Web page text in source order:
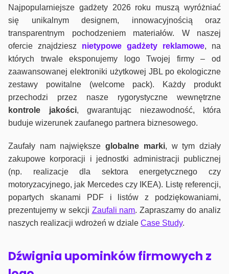
Najpopularniejsze gadżety 2026 roku muszą wyróżniać
się unikalnym designem, innowacyjnością oraz
transparentnym pochodzeniem materiałów. W naszej
ofercie znajdziesz nietypowe gadżety reklamowe, na
których trwale eksponujemy logo Twojej firmy – od
zaawansowanej elektroniki użytkowej JBL po ekologiczne
zestawy powitalne (welcome pack). Każdy produkt
przechodzi przez nasze rygorystyczne wewnętrzne
kontrole jakości, gwarantując niezawodność, która
buduje wizerunek zaufanego partnera biznesowego.
Zaufały nam największeglobalne marki, w tym działy
zakupowe korporacji i jednostki administracji publicznej
(np. realizacje dla sektora energetycznego czy
motoryzacyjnego, jak Mercedes czy IKEA). Listę referencji,
popartych skanami PDF i listów z podziękowaniami,
prezentujemy w sekcji Zaufali nam. Zapraszamy do analiz
naszych realizacji wdrożeń w dziale Case Study.
Dźwignia upominków firmowych z